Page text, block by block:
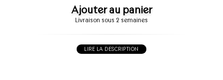
Ajouter au panier
Livraison sous 2 semaines
LIRE LA DESCRIPTION